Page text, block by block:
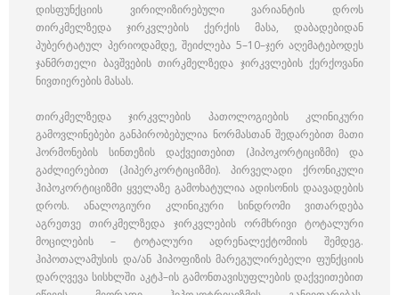
დისფუნქციის ვირილიზირებული ვარიანტის დროს
თირკმელზედა ჯირკვლების ქერქის მასა, დაბადებიდან
პუბერტატულ პერიოდამდე, შეიძლება 5–10–ჯერ აღემატებოდეს
ჯანმრთელი ბავშვების თირკმელზედა ჯირკვლების ქერქოვანი
ნივთიერების მასას.
თირკმელზედა ჯირკვლების პათოლოგიების კლინიკური
გამოვლინებები განპირობებულია ნორმასთან შედარებით მათი
ჰორმონების სინთეზის დაქვეითებით (ჰიპოკორტიციზმი) და
გაძლიერებით (ჰიპერკორტიციზმი). პირველადი ქრონიკული
ჰიპოკორტიციზმი ყველაზე გამოხატულია ადისონის დაავადების
დროს. ანალოგიური კლინიკური სინდრომი ვითარდება
აგრეთვე თირკმელზედა ჯირკვლების ორმხრივი ტოტალური
მოცილების – ტოტალური ადრენალექტომიის შემდეგ.
ჰიპოთალამუსის და/ან ჰიპოფიზის მარეგულირებელი ფუნქციის
დარღვევა სისხლში აკტჰ–ის გამონთავისუფლების დაქვეითებით